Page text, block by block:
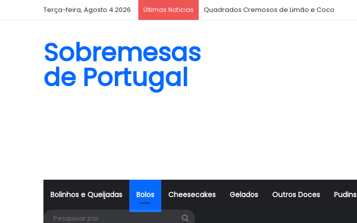
Terça-feira, Agosto 4 2026 Últimas Notícias Quadrados Cremosos de Limão e Coco
Sobremesas
de Portugal
Bolinhos e Queijadas Bolos Cheesecakes Gelados Outros Doces Pudins